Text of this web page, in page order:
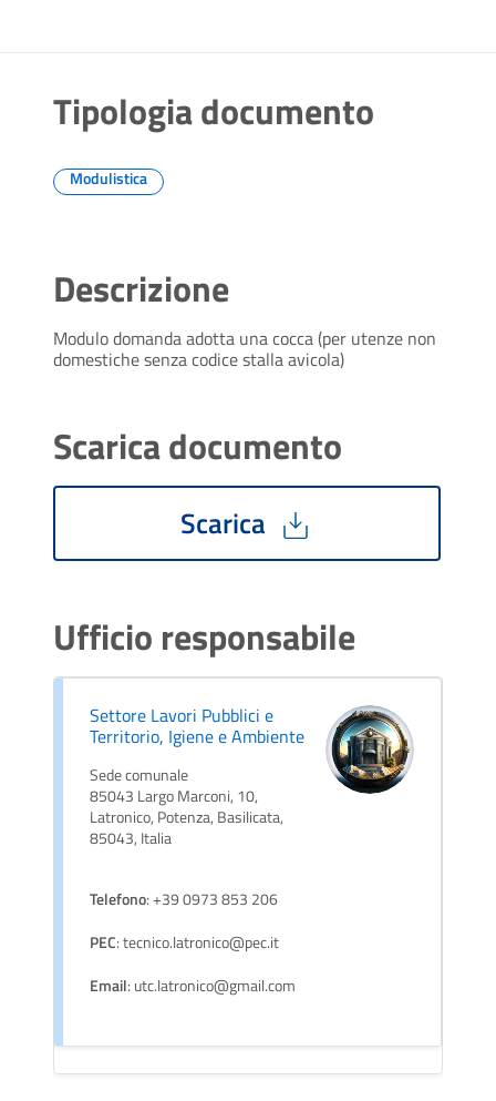
Tipologia documento
Modulistica
Descrizione
Modulo domanda adotta una cocca (per utenze non
domestiche senza codice stalla avicola)
Scarica documento
Scarica
Ufficio responsabile
Settore Lavori Pubblici e
Territorio, Igiene e Ambiente
Sede comunale
85043 Largo Marconi, 10,
Latronico, Potenza, Basilicata,
85043, Italia
Telefono: +39 0973 853 206
PEC: tecnico.latronico@pec.it
Email: utc.latronico@gmail.com